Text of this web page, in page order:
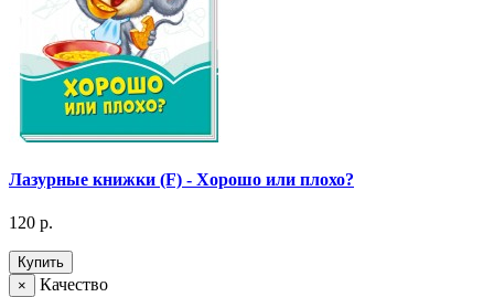
Лазурные книжки (F) - Хорошо или плохо?
120 р.
Купить
×
Качество